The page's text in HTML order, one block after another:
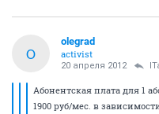
O
olegrad
activist
20 апреля 2012
Абонентская плата для 1
1900 руб/мес. в